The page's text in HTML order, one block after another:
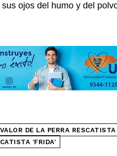
ojos del humo y del
DE LA PERRA
'FRIDA'